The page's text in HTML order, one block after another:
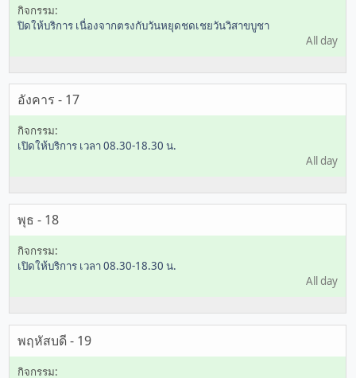
ปิดให้บริการ เนื่องจากตรงกับวันหยุดชดเชยวันวิสาขบูชา
All day
อังคาร - 17
เปิดให้บริการ เวลา 08.30-18.30 น.
All day
พุธ - 18
เปิดให้บริการ เวลา 08.30-18.30 น.
All day
พฤหัสบดี - 19